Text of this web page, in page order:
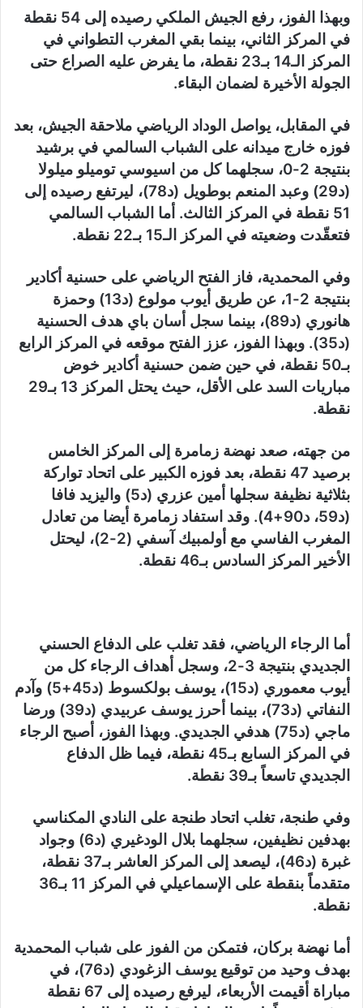
وبهذا الفوز، رفع الجيش الملكي رصيده إلى 54 نقطة
في المركز الثاني، بينما بقي المغرب التطواني في
المركز الـ14 بـ23 نقطة، ما يفرض عليه الصراع حتى
الجولة الأخيرة لضمان البقاء.
في المقابل، يواصل الوداد الرياضي ملاحقة الجيش، بعد
فوزه خارج ميدانه على الشباب السالمي في برشيد
بنتيجة 2-0، سجلهما كل من اسيوسي توميلو ميلولا
(د29) وعبد المنعم بوطويل (د78)، ليرتفع رصيده إلى
51 نقطة في المركز الثالث. أما الشباب السالمي
فتعقّدت وضعيته في المركز الـ15 بـ22 نقطة.
وفي المحمدية، فاز الفتح الرياضي على حسنية أكادير
بنتيجة 2-1، عن طريق أيوب مولوع (د13) وحمزة
هانوري (د89)، بينما سجل أسان باي هدف الحسنية
(د35). وبهذا الفوز، عزز الفتح موقعه في المركز الرابع
بـ50 نقطة، في حين ضمن حسنية أكادير خوض
مباريات السد على الأقل، حيث يحتل المركز 13 بـ29
نقطة.
من جهته، صعد نهضة زمامرة إلى المركز الخامس
برصيد 47 نقطة، بعد فوزه الكبير على اتحاد تواركة
بثلاثية نظيفة سجلها أمين عزري (د5) واليزيد فافا
(د59، د90+4). وقد استفاد زمامرة أيضا من تعادل
المغرب الفاسي مع أولمبيك آسفي (2-2)، ليحتل
الأخير المركز السادس بـ46 نقطة.
أما الرجاء الرياضي، فقد تغلب على الدفاع الحسني
الجديدي بنتيجة 3-2، وسجل أهداف الرجاء كل من
أيوب معموري (د15)، يوسف بولكسوط (د45+5) وآدم
النفاتي (د73)، بينما أحرز يوسف عربيدي (د39) ورضا
ماجي (د75) هدفي الجديدي. وبهذا الفوز، أصبح الرجاء
في المركز السابع بـ45 نقطة، فيما ظل الدفاع
الجديدي تاسعاً بـ39 نقطة.
وفي طنجة، تغلب اتحاد طنجة على النادي المكناسي
بهدفين نظيفين، سجلهما بلال الودغيري (د6) وجواد
غبرة (د46)، ليصعد إلى المركز العاشر بـ37 نقطة،
متقدماً بنقطة على الإسماعيلي في المركز 11 بـ36
نقطة.
أما نهضة بركان، فتمكن من الفوز على شباب المحمدية
بهدف وحيد من توقيع يوسف الزغودي (د76)، في
مباراة أقيمت الأربعاء، ليرفع رصيده إلى 67 نقطة